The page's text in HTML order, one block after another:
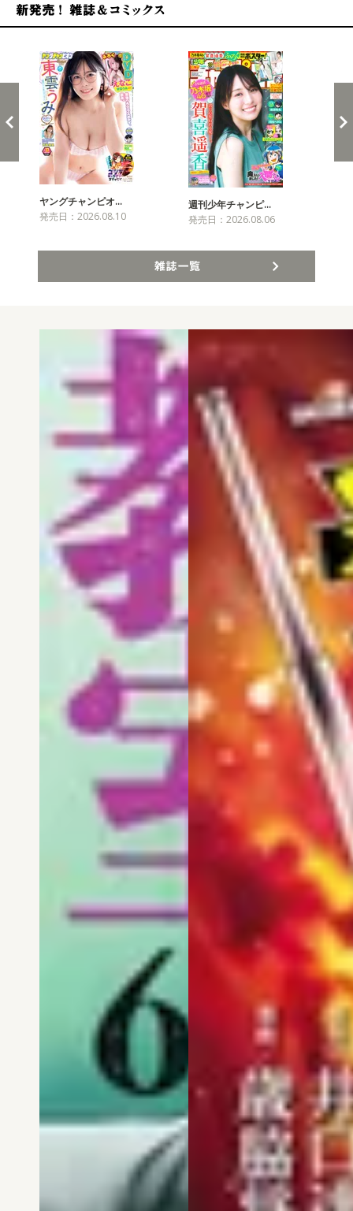
ヤングチャンピオ…
発売日：2026.08.10
週刊少年チャンピ…
発売日：2026.08.06